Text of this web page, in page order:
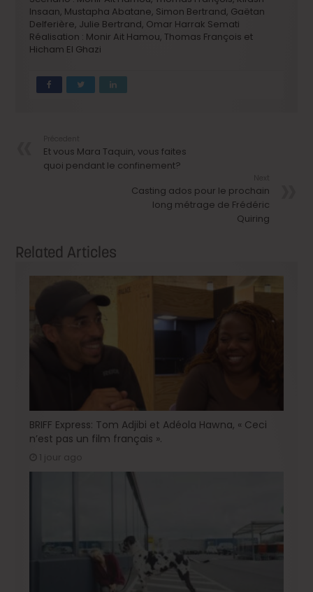
Insaan, Mustapha Abatane, Simon Bertrand, Gaëtan
Delferière, Julie Bertrand, Omar Harrak Semati
Réalisation : Monir Ait Hamou, Thomas François et
Hicham El Ghazi
Et vous Mara Taquin, vous faites
quoi pendant le confinement?
Casting ados pour le prochain
long métrage de Frédéric
Quiring
Related Articles
BRIFF Express: Tom Adjibi et Adéola Hawna, « Ceci
n’est pas un film français ».
1 jour ago